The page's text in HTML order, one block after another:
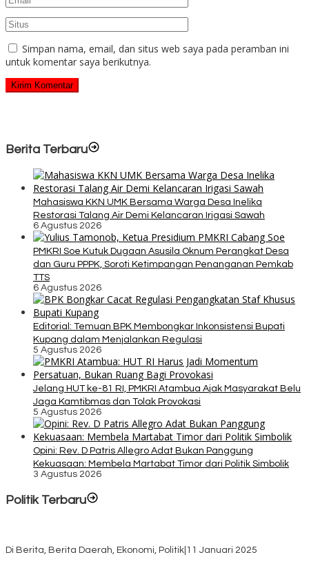
Simpan nama, email, dan situs web saya pada peramban ini
untuk komentar saya berikutnya.
Berita Terbaru
Mahasiswa KKN UMK Bersama Warga Desa Inelika
Restorasi Talang Air Demi Kelancaran Irigasi Sawah
6 Agustus 2026
PMKRI Soe Kutuk Dugaan Asusila Oknum Perangkat Desa
dan Guru PPPK, Soroti Ketimpangan Penanganan Pemkab
TTS
6 Agustus 2026
Editorial: Temuan BPK Membongkar Inkonsistensi Bupati
Kupang dalam Menjalankan Regulasi
5 Agustus 2026
Jelang HUT ke-81 RI, PMKRI Atambua Ajak Masyarakat Belu
Jaga Kamtibmas dan Tolak Provokasi
5 Agustus 2026
Opini: Rev. D Patris Allegro Adat Bukan Panggung
Kekuasaan: Membela Martabat Timor dari Politik Simbolik
3 Agustus 2026
Politik Terbaru
Di Berita, Berita Daerah, Ekonomi, Politik 11 Januari 2025